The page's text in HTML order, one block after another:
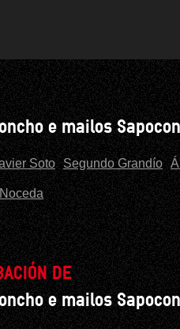
e mailos
Soto Segundo Grandío
DE
e mailos